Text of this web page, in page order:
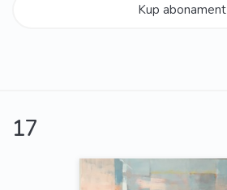
Kup abonament
17